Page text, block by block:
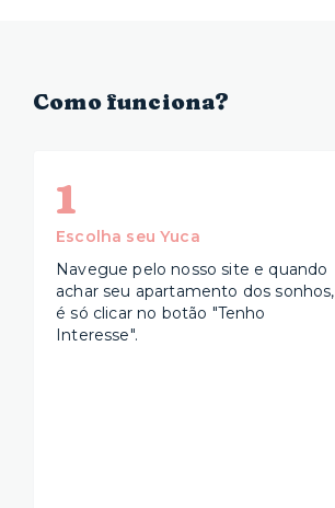
Como funciona?
1
Escolha seu Yuca
Navegue pelo nosso site e quando
achar seu apartamento dos sonhos,
é só clicar no botão "Tenho
Interesse".